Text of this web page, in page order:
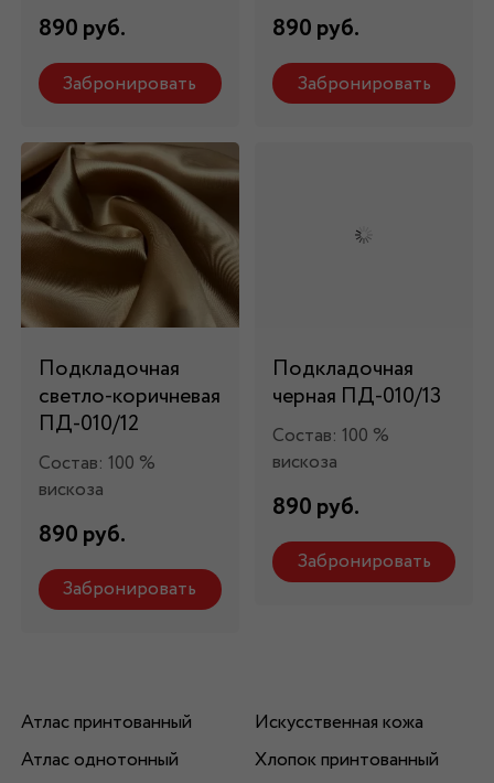
890 руб.
Забронировать
890 руб.
Забронировать
Подкладочная
светло-коричневая
ПД-010/12
Состав: 100 %
вискоза
890 руб.
Забронировать
Подкладочная
черная ПД-010/13
Состав: 100 %
вискоза
890 руб.
Забронировать
Атлас принтованный
Атлас однотонный
Искусственная кожа
Хлопок принтованный